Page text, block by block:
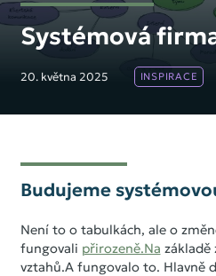
Systémová
20. května 2025 INSPIRACE
Budujeme
Není to o tabulkách, ale o
fungovali přirozeně.Na základě
vztahů.A fungovalo to. Hlavně